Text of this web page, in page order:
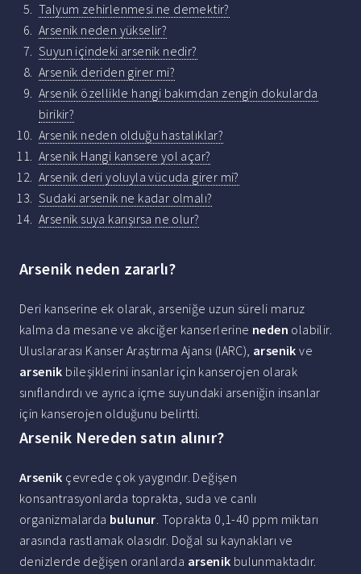
Talyum zehirlenmesi ne demektir?
Arsenik neden yükselir?
Suyun içindeki arsenik nedir?
Arsenik deriden girer mi?
Arsenik özellikle hangi bakımdan zengin dokularda
birikir?
Arsenik neden olduğu hastalıklar?
Arsenik Hangi kansere yol açar?
Arsenik deri yoluyla vücuda girer mi?
Sudaki arsenik ne kadar olmalı?
Arsenik suya karışırsa ne olur?
Arsenik neden zararlı?
Deri kanserine ek olarak, arseniğe uzun süreli maruz
kalma da mesane ve akciğer kanserlerine neden olabilir.
Uluslararası Kanser Araştırma Ajansı (IARC), arsenik ve
arsenik bileşiklerini insanlar için kanserojen olarak
sınıflandırdı ve ayrıca içme suyundaki arseniğin insanlar
için kanserojen olduğunu belirtti.
Arsenik Nereden satın alınır?
Arsenik çevrede çok yaygındır. Değişen
konsantrasyonlarda toprakta, suda ve canlı
organizmalarda bulunur. Toprakta 0,1-40 ppm miktarı
arasında rastlamak olasıdır. Doğal su kaynakları ve
denizlerde değişen oranlarda arsenik bulunmaktadır.